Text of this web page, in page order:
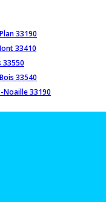
33190
33410
33550
33540
Noaille 33190